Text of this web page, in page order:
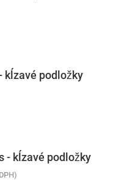
kĺzavé podložky
- kĺzavé podložky